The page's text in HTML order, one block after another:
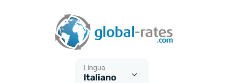
Lingua
Italiano
Cos'è l'inflazione CPI?
Cos'è l'inflazione HICP?
Tassi storici Euribor
Calcolatore dell’inflazione